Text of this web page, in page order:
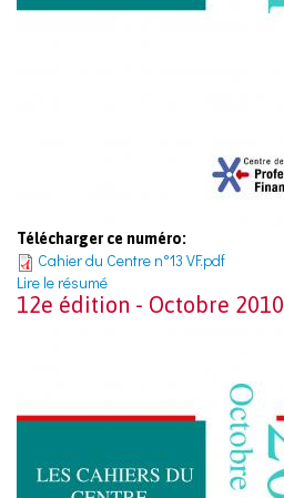
Télécharger ce numéro:
Cahier du Centre n°13 VF.pdf
Lire le résumé
12e édition - Octobre 2010